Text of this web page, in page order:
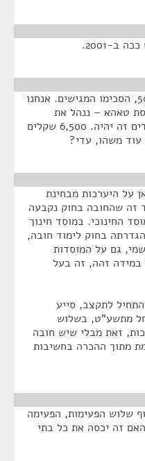
ב-2001.
החוק הוגש עם 250, הוחלט על 500, הסכימו המגישים. אנחנו
טאהא – ננהל את
המאבק שגם במוסד עם 100 תלמידים זה יהיה. 6,500 שקלים
עוד משהו, עדי?
על היערכות מבחינת
זה שהחובה בחוק נקבעה
החינוכי. במוסד חינוך
בחוק לימוד חובה,
גם על המוסדות
במידה זהה, זה בעל
לתקצב, סייע
מתשע"ט, בשלוש
זאת מבלי שיש חובה
מתוך ההכרה בחשיבות
שלוש הפעימות, הפעימה
ה-1 בינואר והאם זה יכסה את כל בתי